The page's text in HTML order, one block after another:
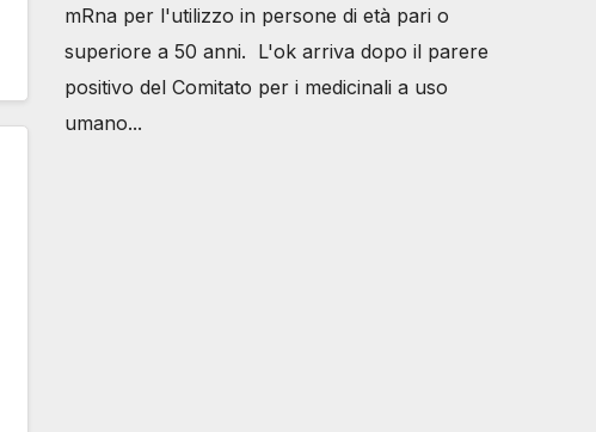
mRna per l'utilizzo in persone di età pari o
superiore a 50 anni. L'ok arriva dopo il parere
positivo del Comitato per i medicinali a uso
umano...